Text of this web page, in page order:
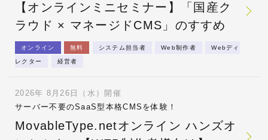
【オンラインミニセミナー】「国産ク
ラウド × マネージドCMS」のすすめ
オンライン 無料 システム担当者 Web制作者 Webディ
レクター 経営者
2026年 8月26日（水）開催
サーバー不要のSaaS型本格CMSを体験！
MovableType.netオンライン ハンズオ